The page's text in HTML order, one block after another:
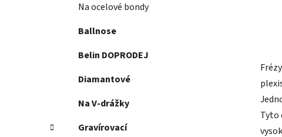
Na ocelové bondy
Ballnose
Belin DOPRODEJ
Diamantové
Na V-drážky
Gravírovací
Tyto